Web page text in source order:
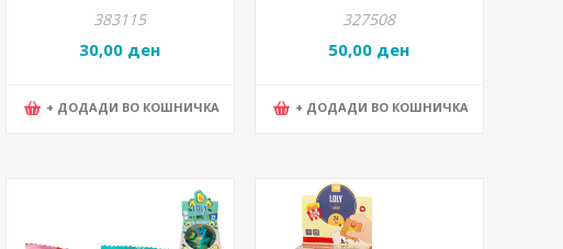
383115
30,00 ден
+ ДОДАДИ ВО КОШНИЧКА
327508
50,00 ден
+ ДОДАДИ ВО КОШНИЧКА